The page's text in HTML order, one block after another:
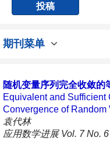
投稿
期刊菜单
随机变量序列完全收敛的
Equivalent and
Convergence of
袁代林
应用数学进展 Vol. 7 No.